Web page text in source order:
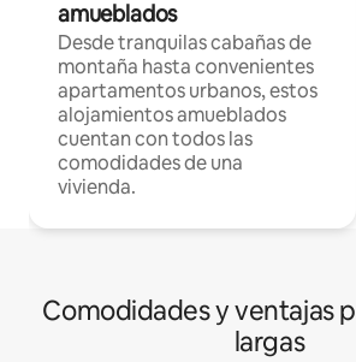
amueblados
Desde tranquilas cabañas de
montaña hasta convenientes
apartamentos urbanos, estos
alojamientos amueblados
cuentan con todos las
comodidades de una
vivienda.
Comodidades y ventajas
largas